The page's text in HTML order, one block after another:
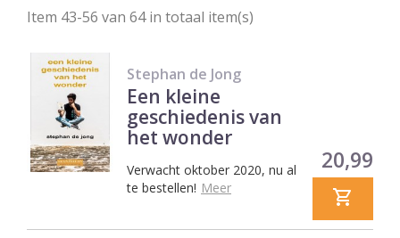
Item 43-56 van 64 in totaal item(s)
Stephan de Jong
Een kleine
geschiedenis van
het wonder
Verwacht oktober 2020, nu al
te bestellen! Meer
Prijs
20,99